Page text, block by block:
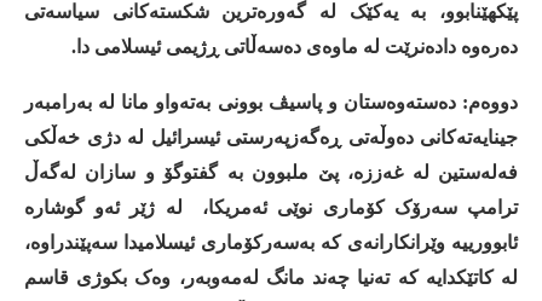
پێکهێنابوو،
بە یەکێک لە گەورەترین شکستەکانی
سیاسەتی
دەرەوە دادەنرێت لە ماوەی دەسەڵاتی ڕژیمی ئیسلامی دا .
دووەم:دەستەوەستان و پاسیڤ بوونی بەتەواو مانا لە بەرامبەر
جینایەتەکانی دەوڵەتی ڕەگەزپەرستی ئیسرائیل لە دژی خەڵکی
فەلەستین لە غەززە، پێ ملبوون بە گفتوگۆ و سازان لەگەڵ
ترامپ سەرۆک کۆماری نوێی ئەمریکا، لە ژێر ئەو گوشارە
ئابوورییە وێرانکارانەی کە بەسەرکۆماری ئیسلامیدا سەپێندراوە،
لە کاتێکدایە کە تەنیا چەند مانگ لەمەوبەر، وەک بکوژی قاسم